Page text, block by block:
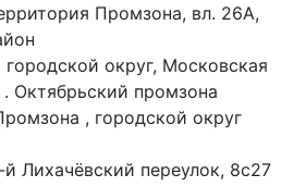
Промзона, вл. 26А,
округ, Московская
. Октябрьский промзона
, городской округ
Лихачёвский переулок, 8с27